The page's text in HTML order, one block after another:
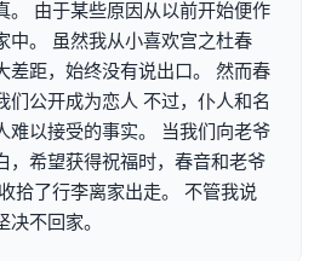
。 由于某些原因从以前开始便作
中。 虽然我从小喜欢宫之杜春
差距，始终没有说出口。 然而春
们公开成为恋人 不过，仆人和名
难以接受的事实。 当我们向老爷
希望获得祝福时，春音和老爷
拾了行李离家出走。 不管我说
不回家。